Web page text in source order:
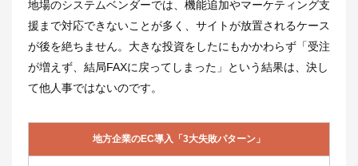
地場のシステムベンダーでは、機能追加やマーケティング支
援まで対応できないことが多く、サイトが放置されるケース
が後を絶ちません。大きな投資をしたにもかかわらず「受注
が増えず、結局FAXに戻ってしまった」という結果は、決し
て他人事ではないのです。
地方企業のEC導入「3大失敗パターン」